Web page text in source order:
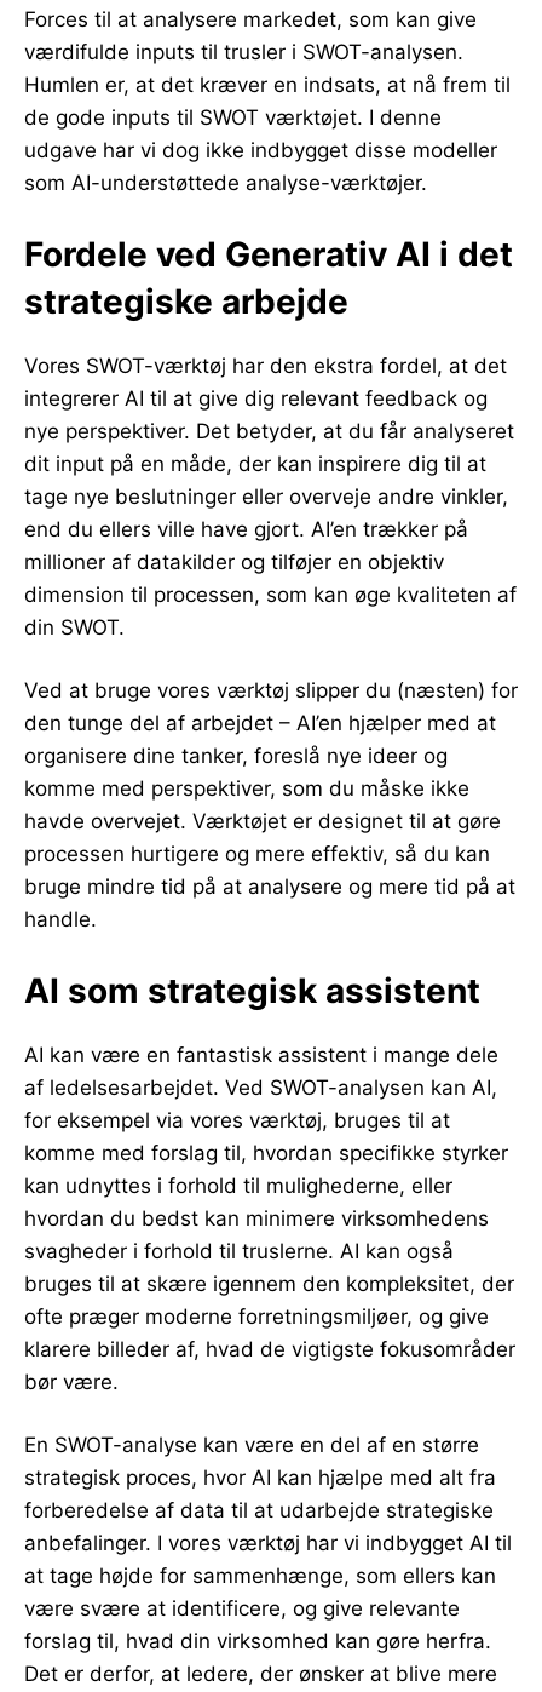
Forces til at analysere markedet, som kan give
værdifulde inputs til trusler i SWOT-analysen.
Humlen er, at det kræver en indsats, at nå frem til
de gode inputs til SWOT værktøjet. I denne
udgave har vi dog ikke indbygget disse modeller
som AI-understøttede analyse-værktøjer.
Fordele ved Generativ AI i det
strategiske arbejde
Vores SWOT-værktøj har den ekstra fordel, at det
integrerer AI til at give dig relevant feedback og
nye perspektiver. Det betyder, at du får analyseret
dit input på en måde, der kan inspirere dig til at
tage nye beslutninger eller overveje andre vinkler,
end du ellers ville have gjort. AI’en trækker på
millioner af datakilder og tilføjer en objektiv
dimension til processen, som kan øge kvaliteten af
din SWOT.
Ved at bruge vores værktøj slipper du (næsten) for
den tunge del af arbejdet – AI’en hjælper med at
organisere dine tanker, foreslå nye ideer og
komme med perspektiver, som du måske ikke
havde overvejet. Værktøjet er designet til at gøre
processen hurtigere og mere effektiv, så du kan
bruge mindre tid på at analysere og mere tid på at
handle.
AI som strategisk assistent
AI kan være en fantastisk assistent i mange dele
af ledelsesarbejdet. Ved SWOT-analysen kan AI,
for eksempel via vores værktøj, bruges til at
komme med forslag til, hvordan specifikke styrker
kan udnyttes i forhold til mulighederne, eller
hvordan du bedst kan minimere virksomhedens
svagheder i forhold til truslerne. AI kan også
bruges til at skære igennem den kompleksitet, der
ofte præger moderne forretningsmiljøer, og give
klarere billeder af, hvad de vigtigste fokusområder
bør være.
En SWOT-analyse kan være en del af en større
strategisk proces, hvor AI kan hjælpe med alt fra
forberedelse af data til at udarbejde strategiske
anbefalinger. I vores værktøj har vi indbygget AI til
at tage højde for sammenhænge, som ellers kan
være svære at identificere, og give relevante
forslag til, hvad din virksomhed kan gøre herfra.
Det er derfor, at ledere, der ønsker at blive mere